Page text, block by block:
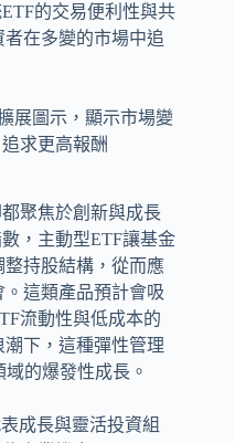
的交易便利性與共
在多變的市場中追
聚焦於創新與成長
，主動型ETF讓基金
持股結構，從而應
這類產品預計會吸
流動性與低成本的
下，這種彈性管理
的爆發性成長。